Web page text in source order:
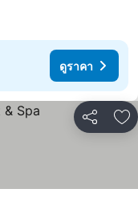
ดูราคา
แชร์ เ